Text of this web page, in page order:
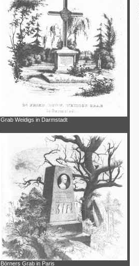
Grab Weidigs in Darmstadt
Börners Grab in Paris